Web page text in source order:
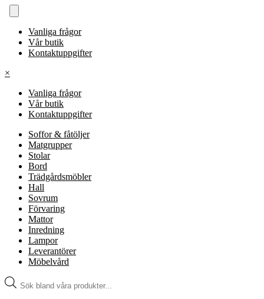
Vanliga frågor
Vår butik
Kontaktuppgifter
×
Vanliga frågor
Vår butik
Kontaktuppgifter
Soffor & fåtöljer
Matgrupper
Stolar
Bord
Trädgårdsmöbler
Hall
Sovrum
Förvaring
Mattor
Inredning
Lampor
Leverantörer
Möbelvård
Produktsökning